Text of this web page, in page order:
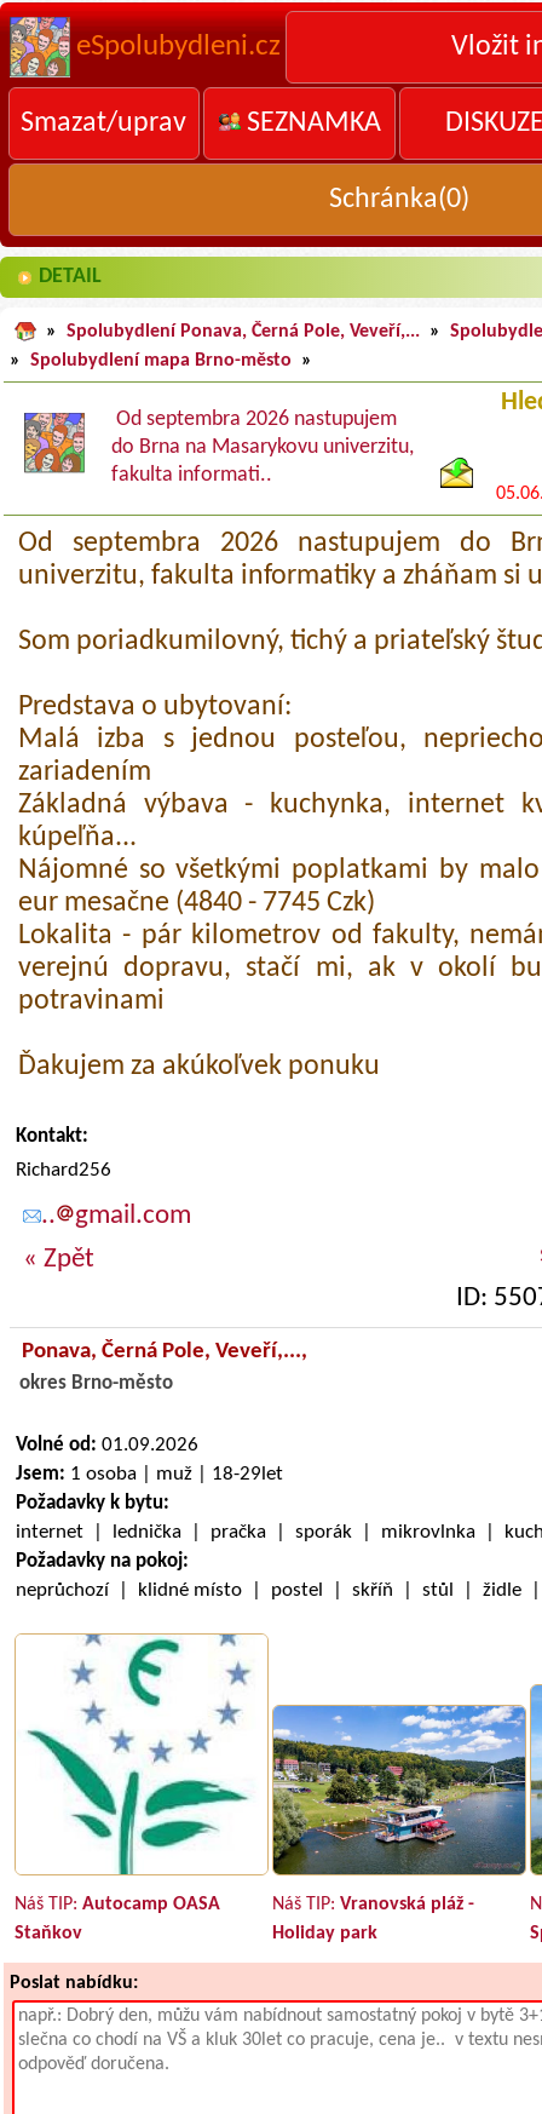
eSpolubydleni.cz Vložit
Smazat/uprav SEZNAMKA
Schránka(0)
DETAIL
» Spolubydlení Ponava, Černá Pole, Veveří,... »
»
Spolubydlení mapa Brno-město »
Od septembra 2026 nastupujem
do Brna na Masarykovu univerzitu,
fakulta informati..
Od septembra 2026 nastupujem do
univerzitu, fakulta informatiky a zháňam si
Som poriadkumilovný, tichý a priateľský
Predstava o ubytovaní:
Malá izba s jednou posteľou,
zariadením
Základná výbava - kuchynka, internet
kúpeľňa...
Nájomné so všetkými poplatkami by
eur mesačne (4840 - 7745 Czk)
Lokalita - pár kilometrov od fakulty,
verejnú dopravu, stačí mi, ak v okolí
potravinami
Ďakujem za akúkoľvek ponuku
Kontakt:
Richard256
..
gmail.com
« Zpět
ID:
Ponava, Černá Pole, Veveří,...,
okres Brno-město
Volné od: 01.09.2026
Jsem: 1 osoba | muž | 18-29let
Požadavky k bytu:
internet | lednička | pračka | sporák | mikrovlnka |
Požadavky na pokoj:
neprůchozí | klidné místo | postel | skříň | stůl | židle
Náš TIP:Autocamp OASA
Staňkov
Náš TIP: Vranovská pláž -
Holiday park
Poslat nabídku: